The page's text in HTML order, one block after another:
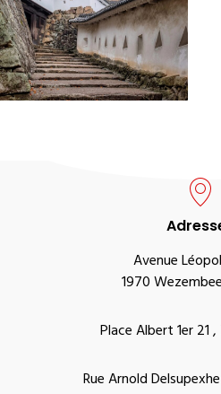
Avenue
1970
Place Albert 1er 21
Rue Arnold